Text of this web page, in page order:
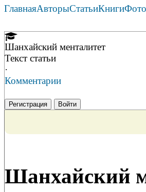
ГлавнаяАвторыСтатьиКнигиФото
Шанхайский менталитет
Текст статьи
·
Комментарии
Регистрация Войти
Шанхайский